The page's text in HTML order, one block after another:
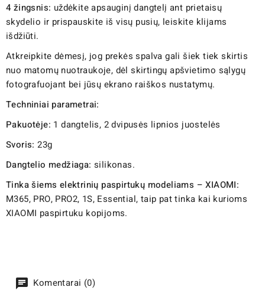
4 žingsnis: uždėkite apsauginį dangtelį ant prietaisų
skydelio ir prispauskite iš visų pusių, leiskite klijams
išdžiūti.
Atkreipkite dėmesį, jog prekės spalva gali šiek tiek skirtis
nuo matomų nuotraukoje, dėl skirtingų apšvietimo sąlygų
fotografuojant bei jūsų ekrano raiškos nustatymų.
Techniniai parametrai:
Pakuotėje: 1 dangtelis, 2 dvipusės lipnios juostelės
Svoris: 23g
Dangtelio medžiaga: silikonas.
Tinka šiems elektrinių paspirtukų modeliams – XIAOMI:
M365, PRO, PRO2, 1S, Essential, taip pat tinka kai kurioms
XIAOMI paspirtuku kopijoms.
Komentarai (0)